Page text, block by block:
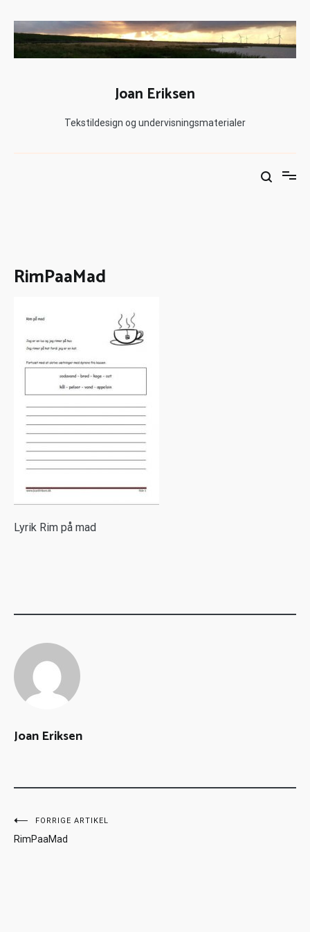
Joan Eriksen
Tekstildesign og undervisningsmaterialer
RimPaaMad
Lyrik Rim på mad
Joan Eriksen
FORRIGE ARTIKEL
RimPaaMad